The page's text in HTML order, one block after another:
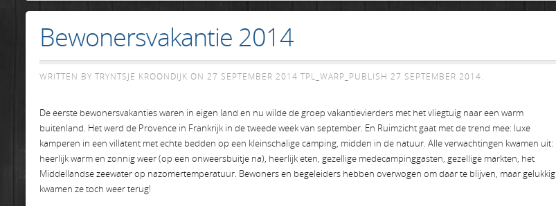
Bewonersvakantie 2014
WRITTEN BY TRYNTSJE KROONDIJK ON 27 SEPTEMBER 2014 TPL_WARP_PUBLISH 27 SEPTEMBER 2014.
De eerste bewonersvakanties waren in eigen land en nu wilde de groep vakantievierders met het vliegtuig naar een warm
buitenland. Het werd de Provence in Frankrijk in de tweede week van september. En Ruimzicht gaat met de trend mee: luxe
kamperen in een villatent met echte bedden op een kleinschalige camping, midden in de natuur. Alle verwachtingen kwamen uit:
heerlijk warm en zonnig weer (op een onweersbuitje na), heerlijk eten, gezellige medecampinggasten, gezellige markten, het
Middellandse zeewater op nazomertemperatuur. Bewoners en begeleiders hebben overwogen om daar te blijven, maar gelukkig
kwamen ze toch weer terug!